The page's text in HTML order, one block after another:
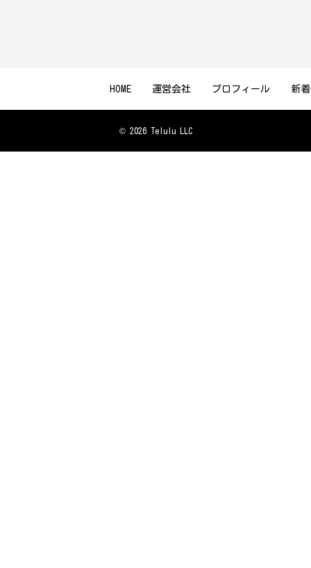
HOME 運営会社 プロフィール 新
© 2026 Telulu LLC